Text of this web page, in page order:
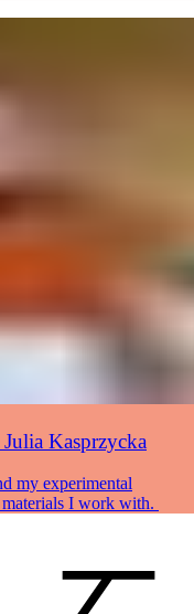
Kasprzycka
my experimental
materials I work with.